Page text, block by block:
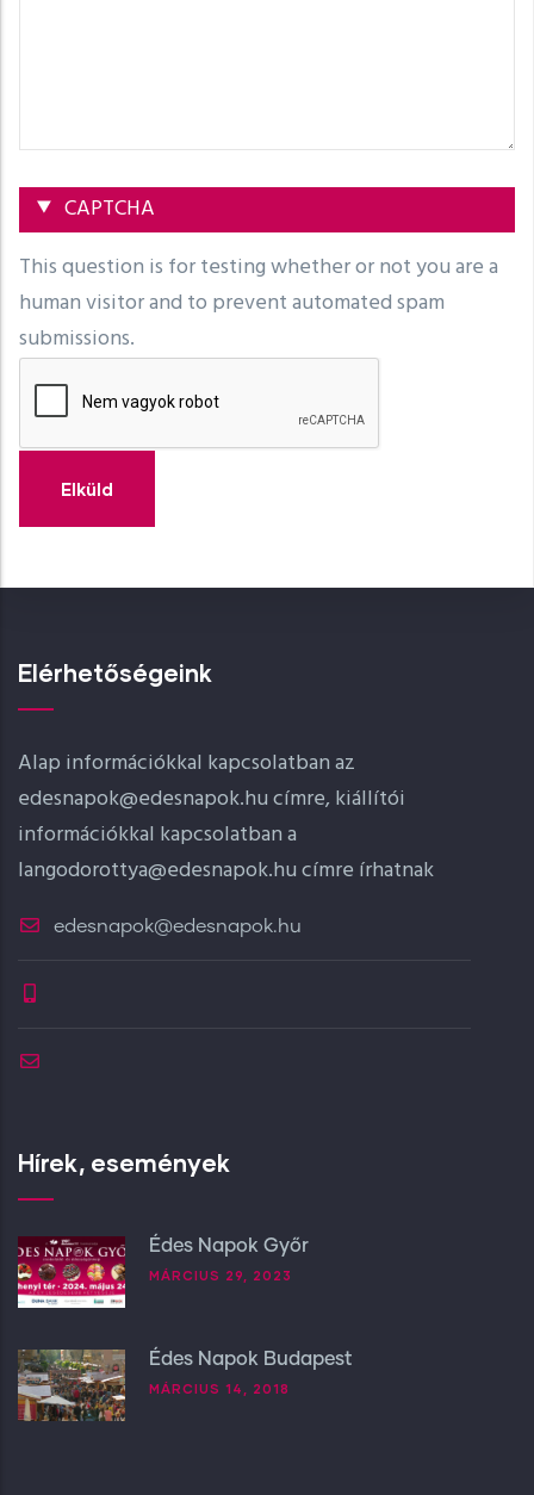
Elrejtés
CAPTCHA
This question is for testing whether or not you are a
human visitor and to prevent automated spam
submissions.
Elérhetőségeink
Alap információkkal kapcsolatban az
edesnapok@edesnapok.hu címre, kiállítói
információkkal kapcsolatban a
langodorottya@edesnapok.hu címre írhatnak
edesnapok@edesnapok.hu
Hírek, események
Édes Napok Győr
MÁRCIUS 29, 2023
Édes Napok Budapest
MÁRCIUS 14, 2018